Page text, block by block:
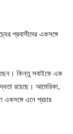
প্রবাসীদের একসঙ্গে
কিন্তু সবাইকে এক
রয়েছে। আমেরিকা,
একসঙ্গে এনে প্রচার